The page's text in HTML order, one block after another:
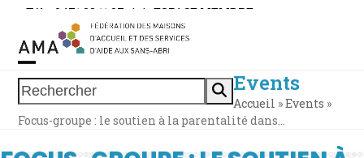
Skip
content
Tél. : 0471 38 11 37 | | ESPACE MEMBRE
Rechercher
Open
mobile
menu
Close
mobile
menu
Events
Accueil »Events »
Focus-groupe : le soutien à la parentalité dans…